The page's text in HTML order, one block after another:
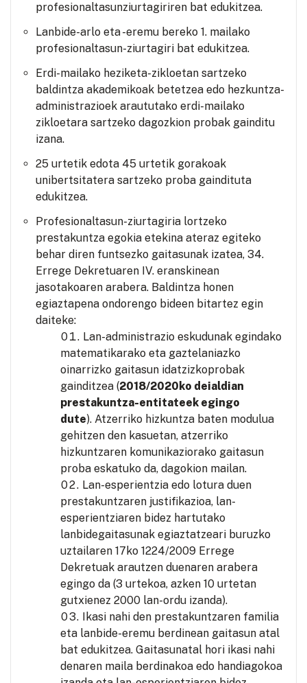
profesionaltasunziurtagiriren bat edukitzea.
Lanbide-arlo eta -eremu bereko 1. mailako
profesionaltasun-ziurtagiri bat edukitzea.
Erdi-mailako heziketa-zikloetan sartzeko
baldintza akademikoak betetzea edo hezkuntza-
administrazioek araututako erdi-mailako
zikloetara sartzeko dagozkion probak gainditu
izana.
25 urtetik edota 45 urtetik gorakoak
unibertsitatera sartzeko proba gaindituta
edukitzea.
Profesionaltasun-ziurtagiria lortzeko
prestakuntza egokia etekina ateraz egiteko
behar diren funtsezko gaitasunak izatea, 34.
Errege Dekretuaren IV. eranskinean
jasotakoaren arabera. Baldintza honen
egiaztapena ondorengo bideen bitartez egin
daiteke:
Lan-administrazio eskudunak egindako
matematikarako eta gaztelaniazko
oinarrizko gaitasun idatzizkoprobak
gainditzea (2018/2020ko deialdian
prestakuntza-entitateek egingo
dute). Atzerriko hizkuntza baten modulua
gehitzen den kasuetan, atzerriko
hizkuntzaren komunikaziorako gaitasun
proba eskatuko da, dagokion mailan.
Lan-esperientzia edo lotura duen
prestakuntzaren justifikazioa, lan-
esperientziaren bidez hartutako
lanbidegaitasunak egiaztatzeari buruzko
uztailaren 17ko 1224/2009 Errege
Dekretuak arautzen duenaren arabera
egingo da (3 urtekoa, azken 10 urtetan
gutxienez 2000 lan-ordu izanda).
Ikasi nahi den prestakuntzaren familia
eta lanbide-eremu berdinean gaitasun atal
bat edukitzea. Gaitasunatal hori ikasi nahi
denaren maila berdinakoa edo handiagokoa